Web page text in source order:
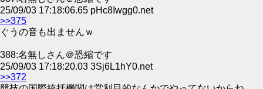
25/09/03 17:18:06.65 pHc8Iwgg0.net
>>375
ぐうの音も出ませんｗ
388:名無しさん＠恐縮です
25/09/03 17:18:20.03 3Sj6L1hY0.net
>>372